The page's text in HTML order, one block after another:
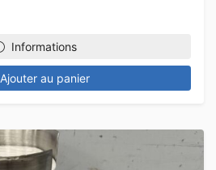
Informations
Ajouter au panier